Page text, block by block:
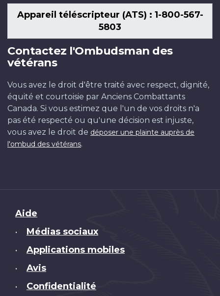
Appareil téléscripteur (ATS) : 1-800-567-
5803
Contactez l'Ombudsman des
vétérans
Vous avez le droit d'être traité avec respect, dignité,
équité et courtoisie par Anciens Combattants
Canada. Si vous estimez que l'un de vos droits n'a
pas été respecté ou qu'une décision est injuste,
vous avez le droit de déposer une plainte auprès de
l'ombud des vétérans.
Brand
Aide
• Médias sociaux
• Applications mobiles
• Avis
• Confidentialité